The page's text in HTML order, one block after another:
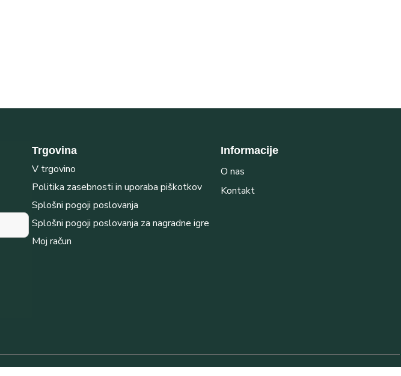
Trgovina
V trgovino
Politika zasebnosti in uporaba piškotkov
Splošni pogoji poslovanja
Splošni pogoji poslovanja za nagradne igre
Moj račun
Informacije
O nas
Kontakt